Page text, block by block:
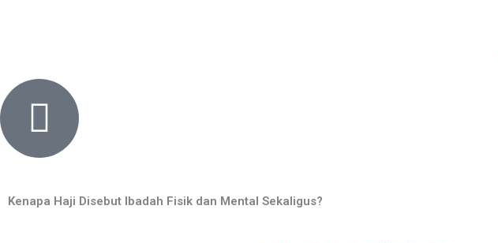
Kenapa Haji Disebut Ibadah Fisik dan Mental Sekaligus?